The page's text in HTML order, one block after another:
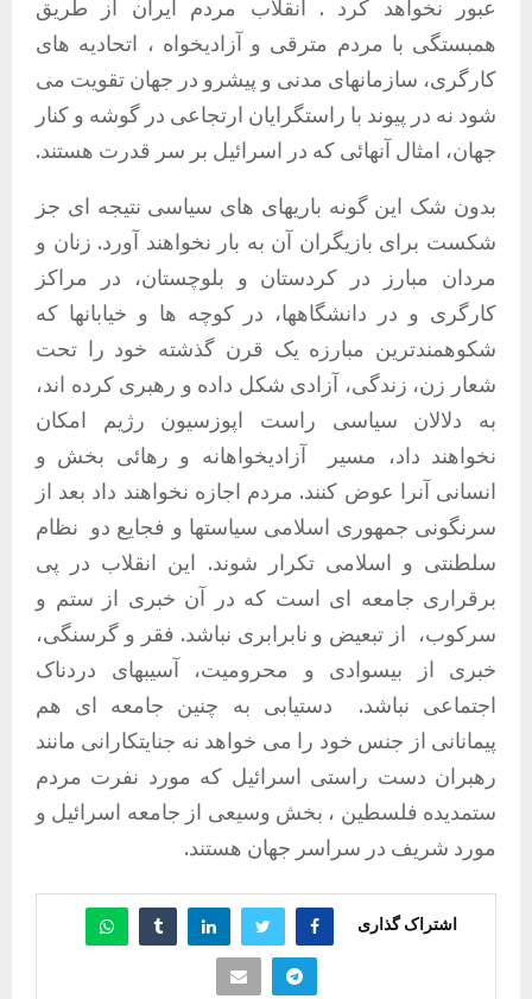
عبور نخواهد کرد . انقلاب مردم ایران از طریق
همبستگی با مردم مترقی و آزادیخواه ، اتحادیه های
کارگری، سازمانهای مدنی و پیشرو در جهان تقویت می
شود نه در پیوند با راستگرایان ارتجاعی در گوشه و کنار
جهان، امثال آنهائی که در اسرائیل بر سر قدرت هستند.
بدون شک این گونه باریهای های سیاسی نتیجه ای جز
شکست برای بازیگران آن به بار نخواهند آورد. زنان و
مردان مبارز در کردستان و بلوچستان، در مراکز
کارگری و در دانشگاهها، در کوچه ها و خیابانها که
شکوهمندترین مبارزه یک قرن گذشته خود را تحت
شعار زن، زندگی، آزادی شکل داده و رهبری کرده اند،
به دلالان سیاسی راست اپوزسیون رژیم امکان
نخواهند داد، مسیر آزادیخواهانه و رهائی بخش و
انسانی آنرا عوض کنند. مردم اجازه نخواهند داد بعد از
سرنگونی جمهوری اسلامی سیاستها و فجایع دو نظام
سلطنتی و اسلامی تکرار شوند. این انقلاب در پی
برقراری جامعه ای است که در آن خبری از ستم و
سرکوب، از تبعیض و نابرابری نباشد. فقر و گرسنگی،
خبری از بیسوادی و محرومیت، آسیبهای دردناک
اجتماعی نباشد.
دستیابی به چنین جامعه ای هم
پیمانانی از جنس خود را می خواهد نه جنایتکارانی مانند
رهبران دست راستی اسرائیل که مورد نفرت مردم
ستمدیده فلسطین ، بخش وسیعی از جامعه اسرائیل و
مورد شریف در سراسر جهان هستند.
اشتراک گذاری